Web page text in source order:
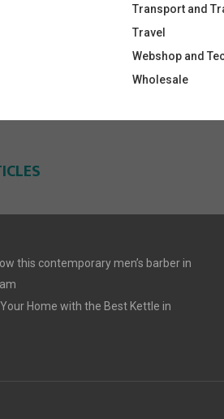
Transport and
Travel
Webshop and
Wholesale
this contemporary men’s barber in
Home with the Best Kettle in